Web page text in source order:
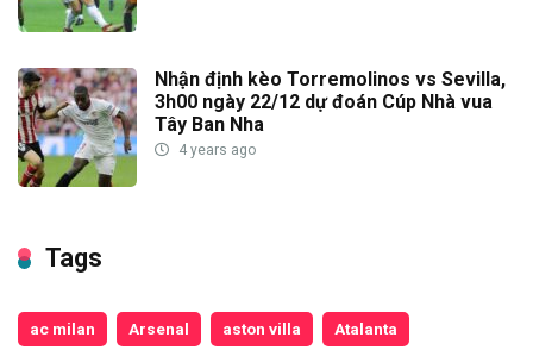
Nhận định kèo Torremolinos vs Sevilla,
3h00 ngày 22/12 dự đoán Cúp Nhà vua
Tây Ban Nha
4 years ago
Tags
ac milan Arsenal aston villa Atalanta